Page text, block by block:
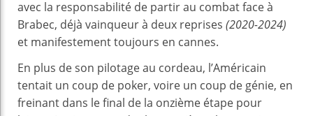
avec la responsabilité de partir au combat face à
Brabec, déjà vainqueur à deux reprises (2020-2024)
et manifestement toujours en cannes.
En plus de son pilotage au cordeau, l’Américain
tentait un coup de poker, voire un coup de génie, en
freinant dans le final de la onzième étape pour